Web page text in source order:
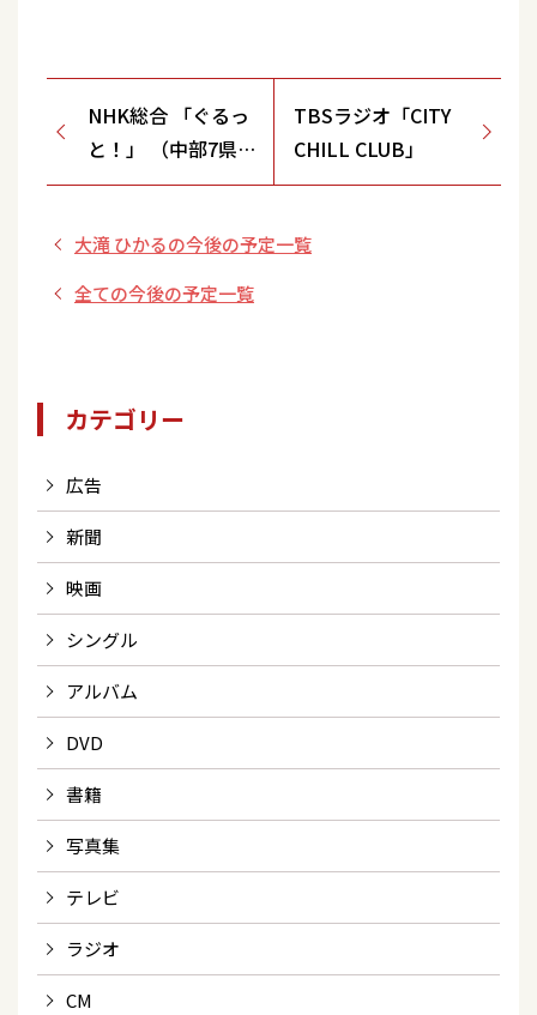
NHK総合 「ぐるっ
と！」 （中部7県向
け）
TBSラジオ「CITY
CHILL CLUB」
大滝 ひかるの今後の予定一覧
全ての今後の予定一覧
カテゴリー
広告
新聞
映画
シングル
アルバム
DVD
書籍
写真集
テレビ
ラジオ
CM